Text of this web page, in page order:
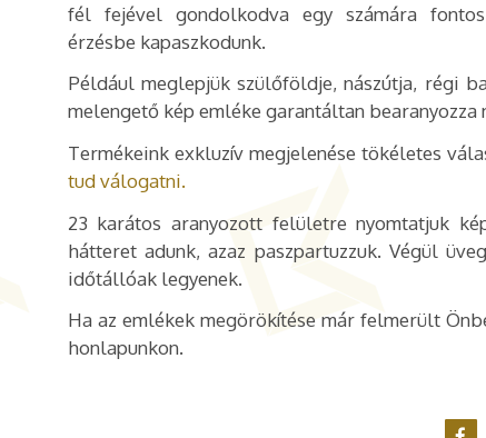
fél fejével gondolkodva egy számára
érzésbe kapaszkodunk.
Például meglepjük szülőföldje, nászútja, régi
melengető kép emléke garantáltan
Termékeink exkluzív megjelenése tökéletes
tud válogatni.
23 karátos aranyozott felületre nyomtatjuk
hátteret adunk, azaz paszpartuzzuk. Végül
időtállóak legyenek.
Ha az emlékek megörökítése már felmerült
honlapunkon.